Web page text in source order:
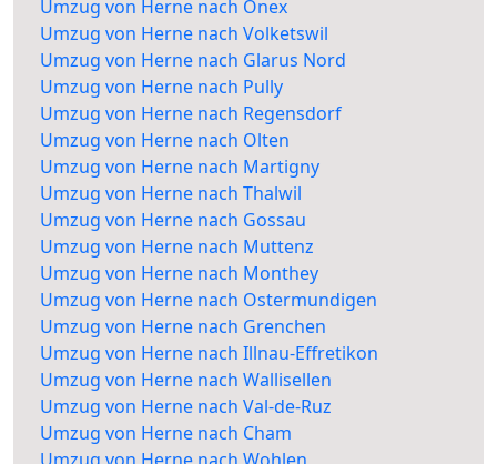
Umzug von Herne nach Onex
Umzug von Herne nach Volketswil
Umzug von Herne nach Glarus Nord
Umzug von Herne nach Pully
Umzug von Herne nach Regensdorf
Umzug von Herne nach Olten
Umzug von Herne nach Martigny
Umzug von Herne nach Thalwil
Umzug von Herne nach Gossau
Umzug von Herne nach Muttenz
Umzug von Herne nach Monthey
Umzug von Herne nach Ostermundigen
Umzug von Herne nach Grenchen
Umzug von Herne nach Illnau-Effretikon
Umzug von Herne nach Wallisellen
Umzug von Herne nach Val-de-Ruz
Umzug von Herne nach Cham